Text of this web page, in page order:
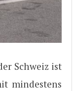
Schweiz ist
mindestens